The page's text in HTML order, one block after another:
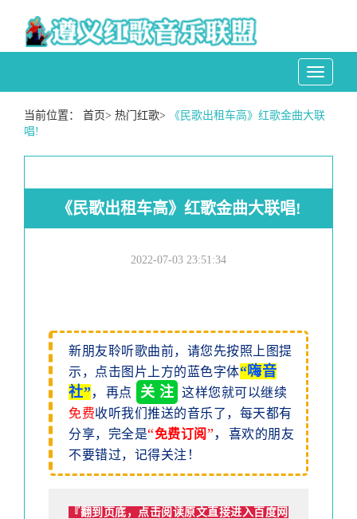
Toggle
当前位置： 首页> 热门红歌>
《民歌出租车高》红歌金曲大联
唱!
《民歌出租车高》红歌金曲大联唱!
2022-07-03 23:51:34
新朋友聆听歌曲前，请您先按照上图提
示，点击 图片上方的蓝色字体“嗨音
社”， 再点 关 注 这样您就可以继续
免费收听我们推送的音乐了，每天都有
分享，完全是“免费订阅” ，
喜欢的朋友
不要错过，记得关注！
『翻到页底，点击阅读原文直接进入百度网